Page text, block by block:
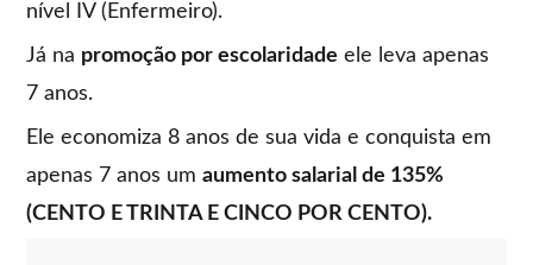
nível IV (Enfermeiro).
Já na promoção por escolaridade ele leva apenas
7 anos.
Ele economiza 8 anos de sua vida e conquista em
apenas 7 anos umaumento salarial de 135%
(CENTO E TRINTA E CINCO POR CENTO).